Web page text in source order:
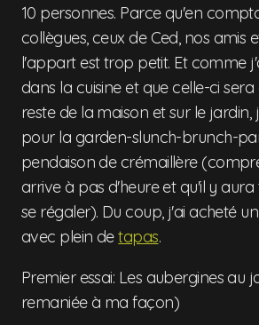
10 personnes. Parce qu'en
collègues, ceux de Ced, nos amis
l'appart est trop petit. Et comme
dans la cuisine et que celle-ci
reste de la maison et sur le jardin,
pour la garden-slunch-brunch-
pendaison de crémaillère
arrive à pas d'heure et qu'il y
se régaler). Du coup, j'ai acheté
avec plein detapas.
Premier essai: Les aubergines au
remaniée à ma façon)